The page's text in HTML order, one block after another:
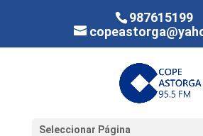
987615199
Seleccionar Página